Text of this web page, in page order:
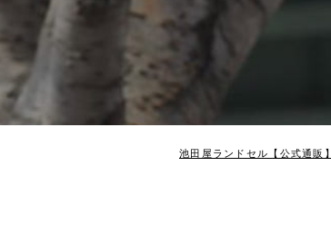
池田屋ランドセル【公式通販】